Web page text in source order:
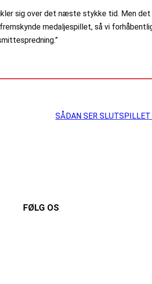
sig over det næste stykke tid. Men
medaljespillet, så vi
SÅDAN SER SLUTSPILLET
FØLG OS